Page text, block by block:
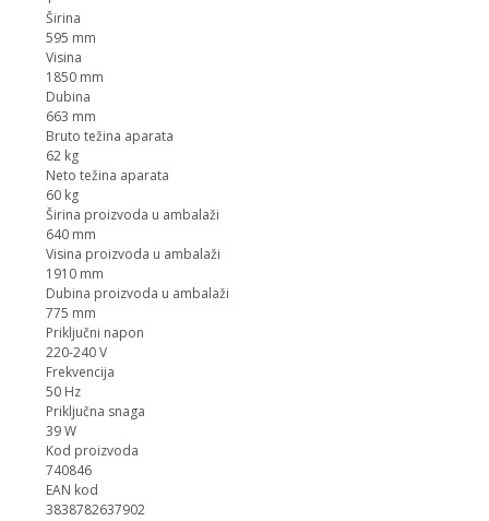
Širina
595 mm
Visina
1850 mm
Dubina
663 mm
Bruto težina aparata
62 kg
Neto težina aparata
60 kg
Širina proizvoda u ambalaži
640 mm
Visina proizvoda u ambalaži
1910 mm
Dubina proizvoda u ambalaži
775 mm
Priključni napon
220-240 V
Frekvencija
50 Hz
Priključna snaga
39 W
Kod proizvoda
740846
EAN kod
3838782637902